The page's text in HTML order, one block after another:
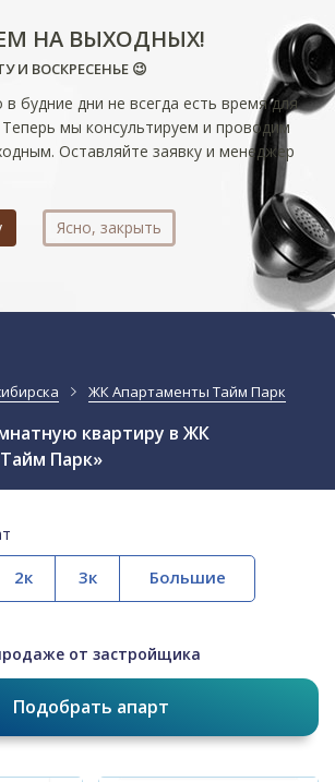
НА ВЫХОДНЫХ!
И ВОСКРЕСЕНЬЕ 😉
будние дни не всегда есть время для
мы консультируем и проводим
Оставляйте заявку и менеджер
Ясно, закрыть
ЖК Апартаменты Тайм Парк
квартиру в ЖК
Парк»
от застройщика
Подобрать апарт